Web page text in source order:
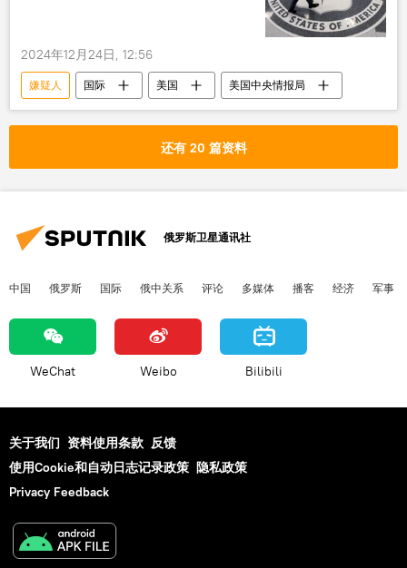
2024年12月24日, 12:56
嫌疑人 国际 美国 美国中央情报局
还有 20 篇资料
俄罗斯卫星通讯社
中国 俄罗斯 国际 俄中关系 评论 多媒体 播客 经济 军事
WeChat Weibo Bilibili
关于我们 资料使用条款 反馈
使用Cookie和自动日志记录政策 隐私政策
Privacy Feedback